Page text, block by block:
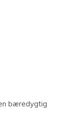
bæredygtig